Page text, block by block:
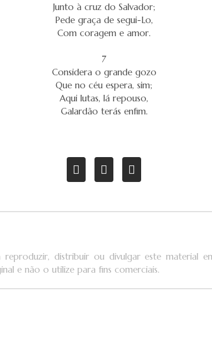
Junto à cruz do Salvador;
Pede graça de segui-Lo,
Com coragem e amor.
7
Considera o grande gozo
Que no céu espera, sim;
Aqui lutas, lá repouso,
Galardão terás enfim.
distribuir ou divulgar este material
e não o utilize para fins comerciais.